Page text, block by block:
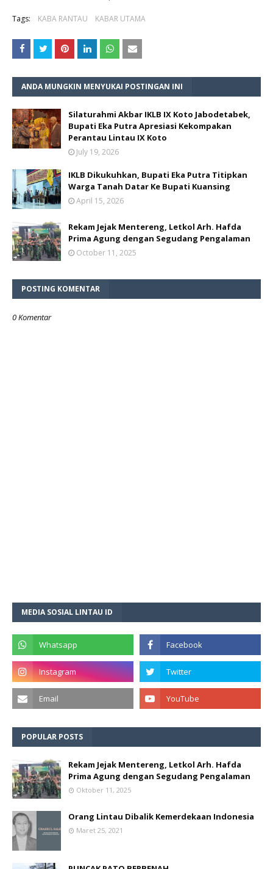
Tags: KABA RANTAU KABAR UTAMA
ANDA MUNGKIN MENYUKAI POSTINGAN INI
Silaturahmi Akbar IKLB IX Koto Jabodetabek,
Bupati Eka Putra Apresiasi Kekompakan
Perantau Lintau IX Koto
July 19, 2026
IKLB Dikukuhkan, Bupati Eka Putra Titipkan
Warga Tanah Datar Ke Bupati Kuansing
April 15, 2026
Rekam Jejak Mentereng, Letkol Arh. Hafda
Prima Agung dengan Segudang Pengalaman
October 11, 2025
POSTING KOMENTAR
0 Komentar
MEDIA SOSIAL LINTAU ID
POPULAR POSTS
Rekam Jejak Mentereng, Letkol Arh. Hafda
Prima Agung dengan Segudang Pengalaman
Oktober 11, 2025
Orang Lintau Dibalik Kemerdekaan Indonesia
Maret 25, 2021